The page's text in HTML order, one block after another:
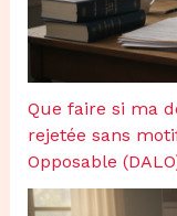
Que faire si ma
rejetée sans
Opposable